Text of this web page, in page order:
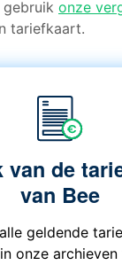
onze
tariefkaart.
van de
van Bee
geldende
onze